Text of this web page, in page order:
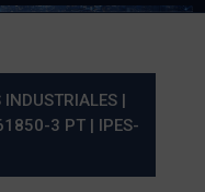
INDUSTRIALES|
3 PT| IPES-